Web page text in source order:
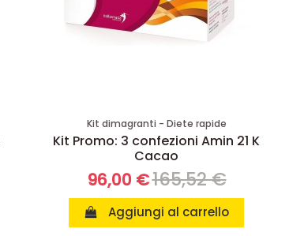
Kit dimagranti - Diete rapide
Kit Promo: 3 confezioni Amin 21 K
Cacao
96,00 €165,52 €
Aggiungi al carrello